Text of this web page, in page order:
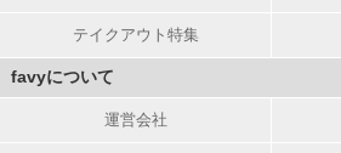
テイクアウト特集
favyについて
運営会社